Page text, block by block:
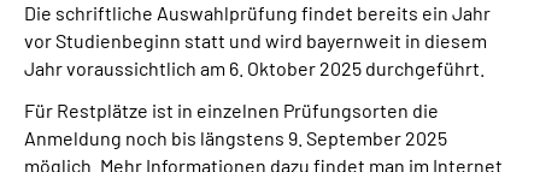
Die schriftliche Auswahlprüfung findet bereits ein Jahr
vor Studienbeginn statt und wird bayernweit in diesem
Jahr voraussichtlich am 6. Oktober 2025 durchgeführt.
Für Restplätze ist in einzelnen Prüfungsorten die
Anmeldung noch bis längstens 9. September 2025
möglich. Mehr Informationen dazu findet man im Internet